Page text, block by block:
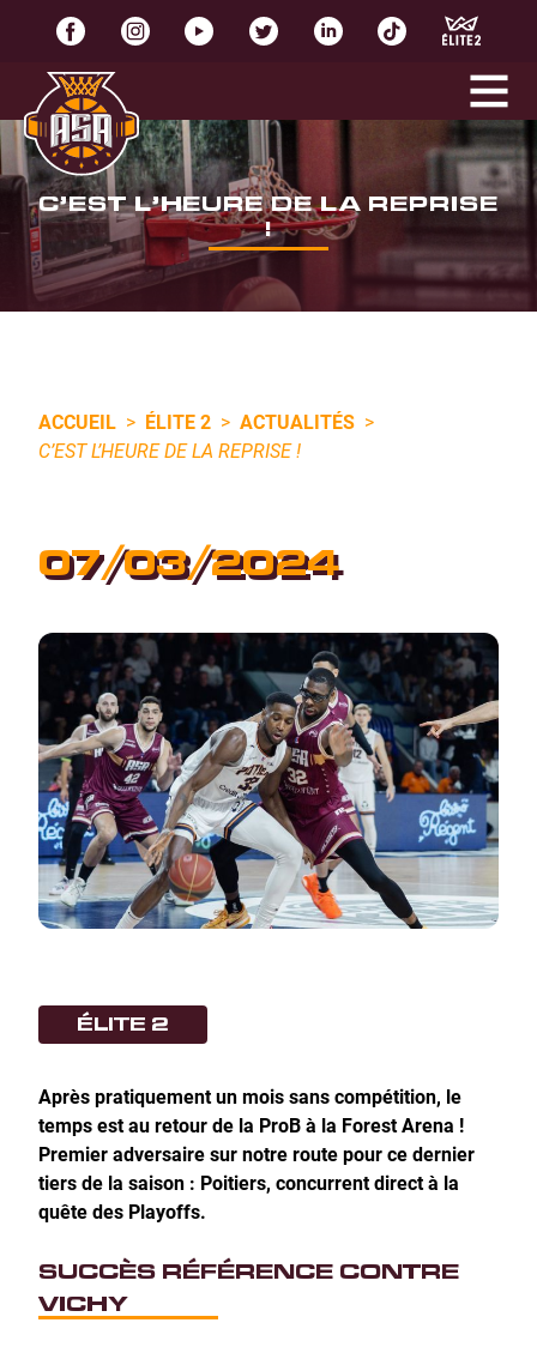
C’EST L’HEURE DE LA REPRISE
!
ACCUEIL > ÉLITE 2 > ACTUALITÉS >
C’EST L’HEURE DE LA REPRISE !
07/03/2024
ÉLITE 2
Après pratiquement un mois sans compétition, le
temps est au retour de la ProB à la Forest Arena !
Premier adversaire sur notre route pour ce dernier
tiers de la saison : Poitiers, concurrent direct à la
quête des Playoffs.
SUCCÈS RÉFÉRENCE CONTRE
VICHY